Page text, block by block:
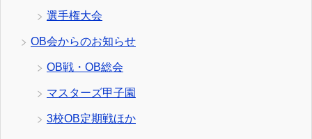
選手権大会
OB会からのお知らせ
OB戦・OB総会
マスターズ甲子園
3校OB定期戦ほか